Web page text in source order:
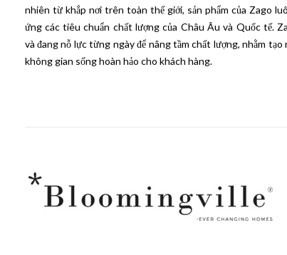
nhiên từ khắp nơi trên toàn thế giới, sản phẩm của Zago
ứng các tiêu chuẩn chất lượng của Châu Âu và Quốc tế.
và đang nỗ lực từng ngày để nâng tầm chất lượng, nhằm tạo
không gian sống hoàn hảo cho khách hàng.